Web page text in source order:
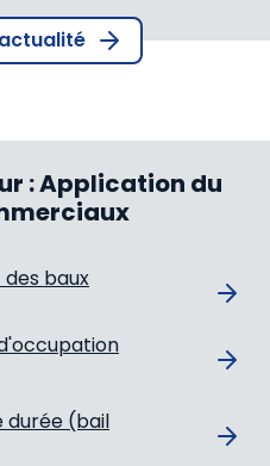
:Application du
baux
durée (bail